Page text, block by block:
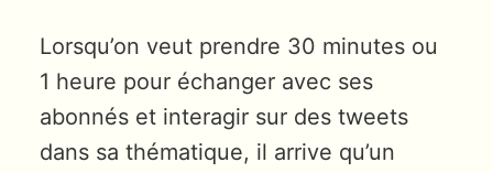
Lorsqu’on veut prendre 30 minutes ou
1 heure pour échanger avec ses
abonnés et interagir sur des tweets
dans sa thématique, il arrive qu’un